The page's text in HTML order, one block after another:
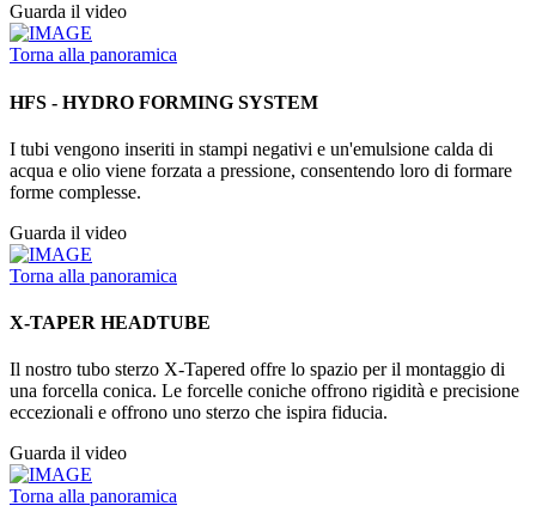
Guarda il video
Torna alla panoramica
HFS - HYDRO FORMING SYSTEM
I tubi vengono inseriti in stampi negativi e un'emulsione calda di
acqua e olio viene forzata a pressione, consentendo loro di formare
forme complesse.
Guarda il video
Torna alla panoramica
X-TAPER HEADTUBE
Il nostro tubo sterzo X-Tapered offre lo spazio per il montaggio di
una forcella conica. Le forcelle coniche offrono rigidità e precisione
eccezionali e offrono uno sterzo che ispira fiducia.
Guarda il video
Torna alla panoramica